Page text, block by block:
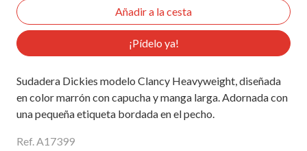
¡Pídelo ya!
Sudadera Dickies modelo Clancy Heavyweight, diseñada
en color marrón con capucha y manga larga. Adornada con
una pequeña etiqueta bordada en el pecho.
Ref. A17399